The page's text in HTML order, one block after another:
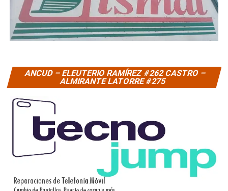
ANCUD – ELEUTERIO RAMÍREZ #262 CASTRO –
ALMIRANTE LATORRE #275